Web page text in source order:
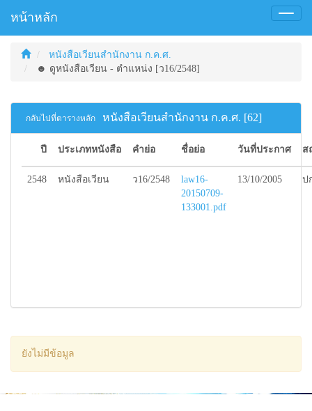
หน้าหลัก
Toggle
หนังสือเวียนสำนักงาน ก.ค.ศ.
☻ ดูหนังสือเวียน - ตำแหน่ง [ว16/2548]
กลับไปที่ตารางหลัก หนังสือเวียนสำนักงาน ก.ค.ศ. [62]
ปี ประเภทหนังสือ คำย่อ ชื่อย่อ วันที่ประกาศ ส
2548 หนังสือเวียน ว16/2548
law16-
20150709-
133001.pdf
13/10/2005 ป
ยังไม่มีข้อมูล